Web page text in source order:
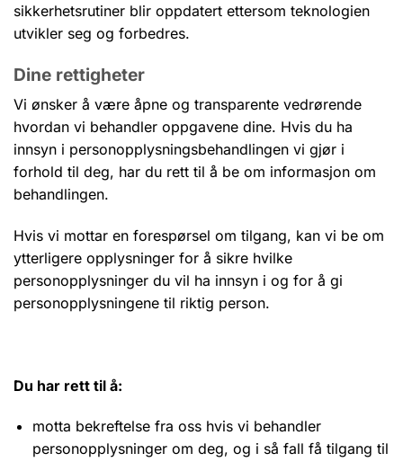
sikkerhetsrutiner blir oppdatert ettersom teknologien
utvikler seg og forbedres.
Dine rettigheter
Vi ønsker å være åpne og transparente vedrørende
hvordan vi behandler oppgavene dine. Hvis du ha
innsyn i personopplysningsbehandlingen vi gjør i
forhold til deg, har du rett til å be om informasjon om
behandlingen.
Hvis vi mottar en forespørsel om tilgang, kan vi be om
ytterligere opplysninger for å sikre hvilke
personopplysninger du vil ha innsyn i og for å gi
personopplysningene til riktig person.
Du har rett til å:
motta bekreftelse fra oss hvis vi behandler
personopplysninger om deg, og i så fall få tilgang til